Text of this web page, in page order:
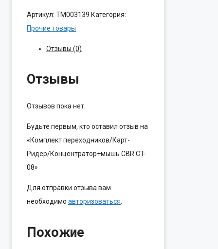
Артикул: ТМ003139 Категория:
Прочие товары
Отзывы (0)
Отзывы
Отзывов пока нет.
Будьте первым, кто оставил отзыв на
«Комплект переходников/Карт-
Ридер/Концентратор+мышь CBR CT-
08»
Для отправки отзыва вам
необходимо авторизоваться
Похожие